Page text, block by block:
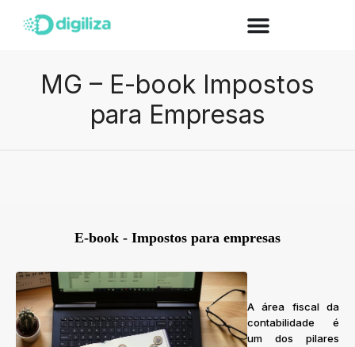
MG – E-book Impostos
para Empresas
E-book - Impostos para empresas
A área fiscal da
contabilidade é
um dos pilares